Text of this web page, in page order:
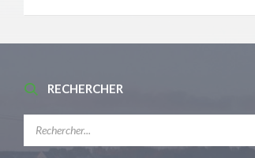
RECHERCHER